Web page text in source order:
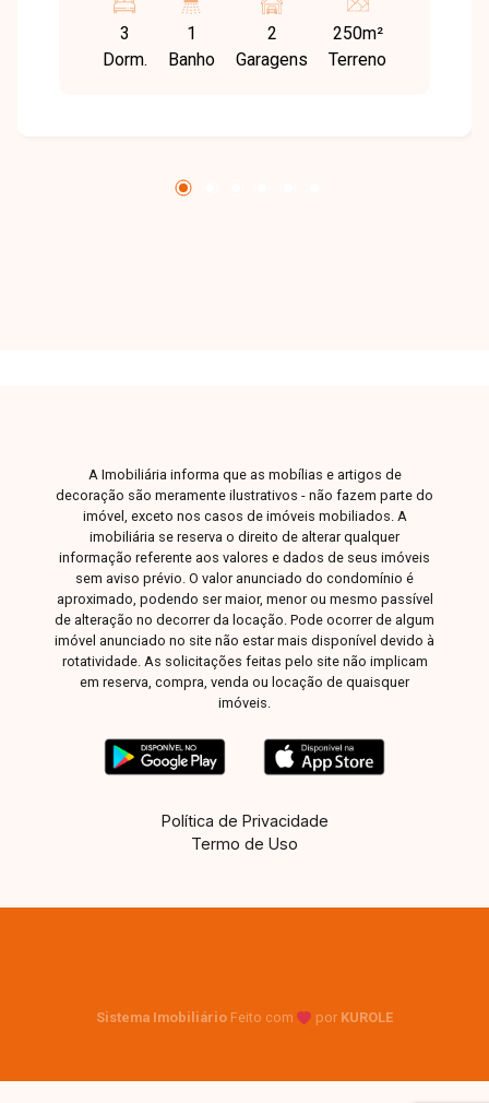
qualidade de vida. Casa à venda com 170 m² de
área privativa em terreno de 250 m², composta
por sala, cozinha, banheiro social, área de
para mais informações e agende sua visita.
3
Dorm.
1
Banho
2
Garagens
250m²
Terreno
A Imobiliária informa que as mobílias e artigos de
decoração são meramente ilustrativos - não fazem parte do
imóvel, exceto nos casos de imóveis mobiliados. A
imobiliária se reserva o direito de alterar qualquer
informação referente aos valores e dados de seus imóveis
sem aviso prévio. O valor anunciado do condomínio é
aproximado, podendo ser maior, menor ou mesmo passível
de alteração no decorrer da locação. Pode ocorrer de algum
imóvel anunciado no site não estar mais disponível devido à
rotatividade. As solicitações feitas pelo site não implicam
em reserva, compra, venda ou locação de quaisquer
imóveis.
Política de Privacidade
Termo de Uso
Sistema Imobiliário Feito com por KUROLE